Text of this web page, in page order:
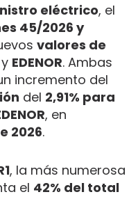
eléctrico, el
45/2026 y
valores de
y EDENOR. Ambas
incremento del
del 2,91% para
, en
2026.
, la más numerosa
el 42% del total